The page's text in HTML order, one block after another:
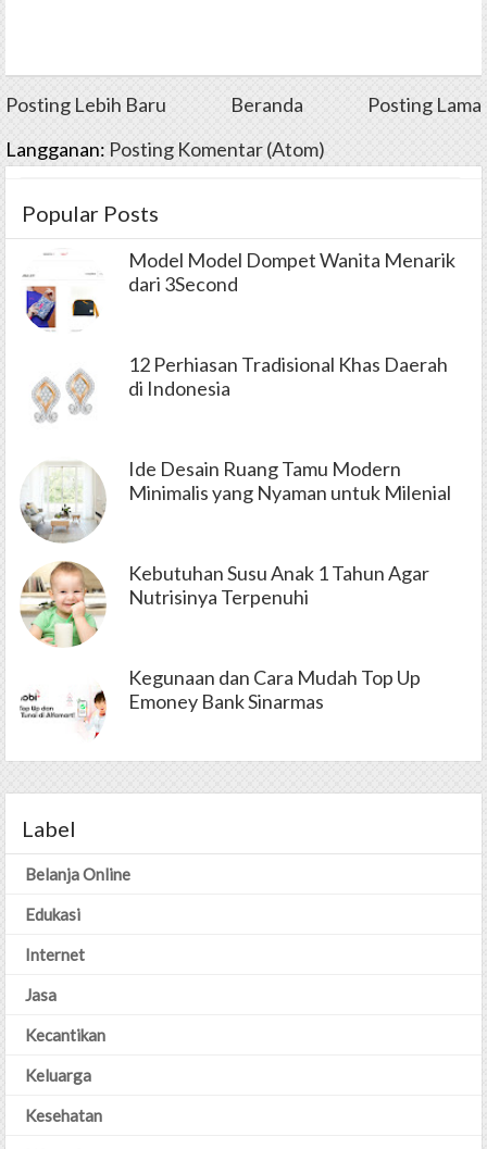
Posting Lebih Baru Beranda
Posting Lama
Langganan: Posting Komentar (Atom)
Popular Posts
Model Model Dompet Wanita Menarik
dari 3Second
12 Perhiasan Tradisional Khas Daerah
di Indonesia
Ide Desain Ruang Tamu Modern
Minimalis yang Nyaman untuk Milenial
Kebutuhan Susu Anak 1 Tahun Agar
Nutrisinya Terpenuhi
Kegunaan dan Cara Mudah Top Up
Emoney Bank Sinarmas
Label
Belanja Online
Edukasi
Internet
Jasa
Kecantikan
Keluarga
Kesehatan